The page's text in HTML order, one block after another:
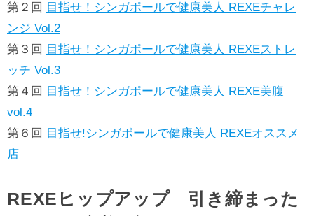
第２回 目指せ！シンガポールで健康美人 REXEチャレ
ンジ Vol.2
第３回 目指せ！シンガポールで健康美人 REXEストレ
ッチ Vol.3
第４回 目指せ！シンガポールで健康美人 REXE美腹
vol.4
第６回 目指せ!シンガポールで健康美人 REXEオススメ
店
REXEヒップアップ 引き締まった